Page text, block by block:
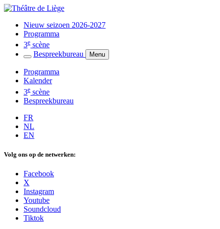
Nieuw seizoen 2026-2027
Programma
3e scène
Bespreekbureau
Menu
Programma
Kalender
3e scène
Bespreekbureau
FR
NL
EN
Volg ons op de netwerken:
Facebook
X
Instagram
Youtube
Soundcloud
Tiktok